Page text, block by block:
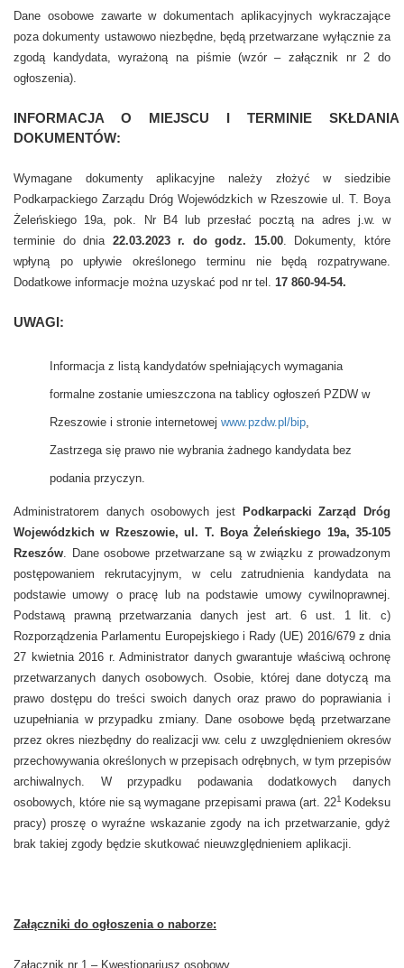
Dane osobowe zawarte w dokumentach aplikacyjnych wykraczające
poza dokumenty ustawowo niezbędne, będą przetwarzane wyłącznie za
zgodą kandydata, wyrażoną na piśmie (wzór – załącznik nr 2 do
ogłoszenia).
INFORMACJA O MIEJSCU I TERMINIE SKŁDANIA
DOKUMENTÓW:
Wymagane dokumenty aplikacyjne należy złożyć w siedzibie
Podkarpackiego Zarządu Dróg Wojewódzkich w Rzeszowie ul. T. Boya
Żeleńskiego 19a, pok. Nr B4 lub przesłać pocztą na adres j.w. w
terminie do dnia 22.03.2023 r. do godz. 15.00. Dokumenty, które
wpłyną po upływie określonego terminu nie będą rozpatrywane.
Dodatkowe informacje można uzyskać pod nr tel. 17 860-94-54.
UWAGI:
Informacja z listą kandydatów spełniających wymagania
formalne zostanie umieszczona na tablicy ogłoszeń PZDW w
Rzeszowie i stronie internetowej www.pzdw.pl/bip,
Zastrzega się prawo nie wybrania żadnego kandydata bez
podania przyczyn.
Administratorem danych osobowych jest
Podkarpacki Zarząd Dróg
Wojewódzkich w Rzeszowie, ul. T. Boya Żeleńskiego 19a, 35-105
Rzeszów. Dane osobowe przetwarzane są w związku z prowadzonym
postępowaniem rekrutacyjnym, w celu zatrudnienia kandydata na
podstawie umowy o pracę lub na podstawie umowy cywilnoprawnej.
Podstawą prawną przetwarzania danych jest art. 6 ust. 1 lit. c)
Rozporządzenia Parlamentu Europejskiego i Rady (UE) 2016/679 z dnia
27 kwietnia 2016 r. Administrator danych gwarantuje właściwą ochronę
przetwarzanych danych osobowych. Osobie, której dane dotyczą ma
prawo dostępu do treści swoich danych oraz prawo do poprawiania i
uzupełniania w przypadku zmiany. Dane osobowe będą przetwarzane
przez okres niezbędny do realizacji ww. celu z uwzględnieniem okresów
przechowywania określonych w przepisach odrębnych, w tym przepisów
archiwalnych. W przypadku podawania dodatkowych danych
osobowych, które nie są wymagane przepisami prawa (art. 221 Kodeksu
pracy) proszę o wyraźne wskazanie zgody na ich przetwarzanie, gdyż
brak takiej zgody będzie skutkować nieuwzględnieniem aplikacji.
Załączniki do ogłoszenia o naborze:
Załącznik nr 1 – Kwestionariusz osobowy.